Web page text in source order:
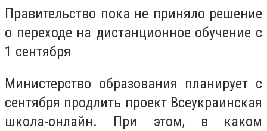
Правительство пока не приняло решение
о переходе на дистанционное обучение с
1 сентября
Министерство образования планирует с
сентября продлить проект Всеукраинская
школа-онлайн. При этом, в каком